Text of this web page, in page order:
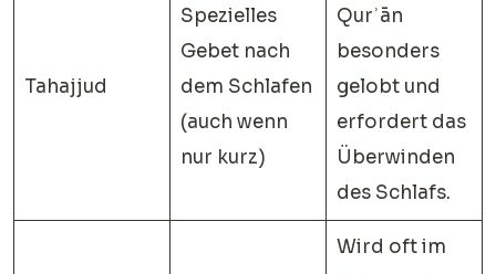
Tahajjud
Spezielles
Gebet nach
dem Schlafen
(auch wenn
nur kurz)
Qurʾān
besonders
gelobt und
erfordert das
Überwinden
des Schlafs.
Wird oft im